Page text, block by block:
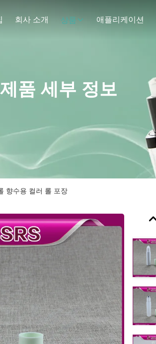
회사 소개 상품 애플리케이션
제품 세부 정보
향수용 컬러 롤 포장